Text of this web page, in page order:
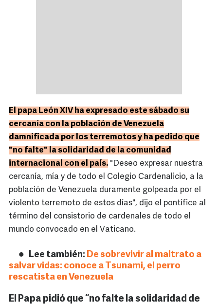
El papa León XIV ha expresado este sábado su
cercanía con la población de Venezuela
damnificada por los terremotos y ha pedido que
"no falte" la solidaridad de la comunidad
internacional con el país. "Deseo expresar nuestra
cercanía, mía y de todo el Colegio Cardenalicio, a la
población de Venezuela duramente golpeada por el
violento terremoto de estos días", dijo el pontífice al
término del consistorio de cardenales de todo el
mundo convocado en el Vaticano.
Lee también: De sobrevivir al maltrato a
salvar vidas: conoce a Tsunami, el perro
rescatista en Venezuela
El Papa pidió que “no falte la solidaridad de